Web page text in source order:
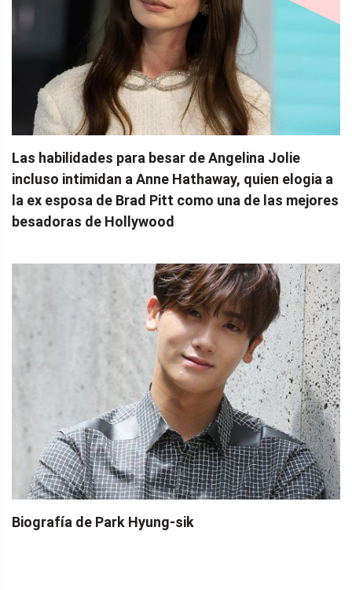
Las habilidades para besar de Angelina Jolie
incluso intimidan a Anne Hathaway, quien elogia a
la ex esposa de Brad Pitt como una de las mejores
besadoras de Hollywood
Biografía de Park Hyung-sik